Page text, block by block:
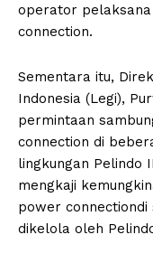
operator
connection.
Sementara itu,
Indonesia (Legi),
permintaan
connection di
lingkungan Pelindo
mengkaji
power
dikelola oleh